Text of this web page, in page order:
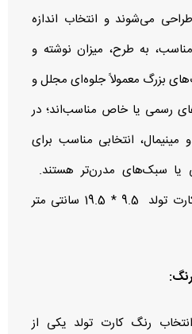
طراحی می‌شوند و انتخاب اندازه
مناسب، به طرح، میزان نوشته و
بزرگ معمولاً جلوه‌ای مجلل و
رسمی یا خاص مناسب‌اند؛ در
انتخابی مناسب برای
یا سبک‌های مدرن‌تر هستند.
اندازه و ابعاد این مدل از کارت تولد 9.5 * 19.5 سانتی متر
رنگ:
انتخاب رنگ کارت تولد یکی از